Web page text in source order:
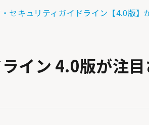
セキュリティガイドライン【4.0版】
イン 4.0版が注